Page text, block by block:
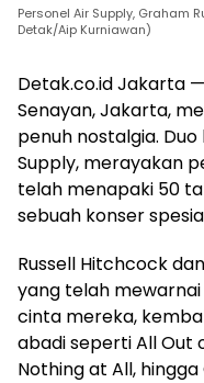
Personel Air Supply, Graham
Detak/Aip Kurniawan)
Detak.co.id Jakarta
Senayan, Jakarta,
penuh nostalgia.
Supply, merayakan
telah menapaki 50
sebuah konser
Russell Hitchcock
yang telah
cinta mereka,
abadi seperti All Out
Nothing at All,